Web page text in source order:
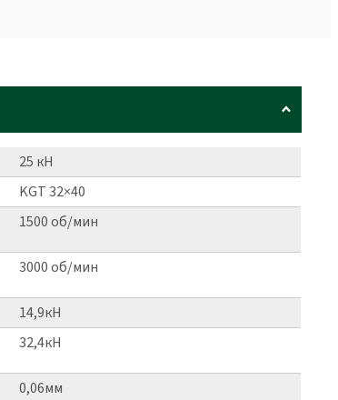
25 кН
KGT 32×40
1500 об/мин
3000 об/мин
14,9кН
32,4кН
0,06мм